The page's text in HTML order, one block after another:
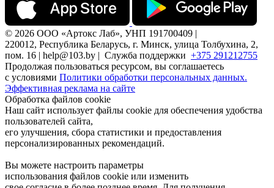
© 2026 ООО «Артокс Лаб», УНП 191700409 |
220012, Республика Беларусь, г. Минск, улица Толбухина, 2,
пом. 16 | help@103.by | Служба поддержки +375 291212755
Продолжая пользоваться ресурсом, вы соглашаетесь
с условиями Политики обработки персональных данных.
Эффективная реклама на сайте
Обработка файлов cookie
Наш сайт использует файлы cookie для обеспечения удобства
пользователей сайта,
его улучшения, сбора статистики и предоставления
персонализированных рекомендаций.
Вы можете настроить параметры
использования файлов cookie или изменить